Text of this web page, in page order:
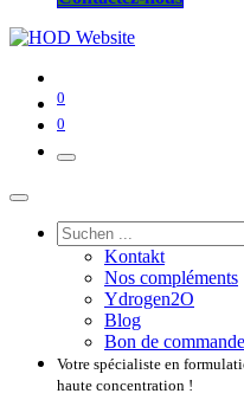
0
0
Kontakt
Nos compléments
Ydrogen2O
Blog
Bon de commande
Votre spécialiste en
haute concentration !